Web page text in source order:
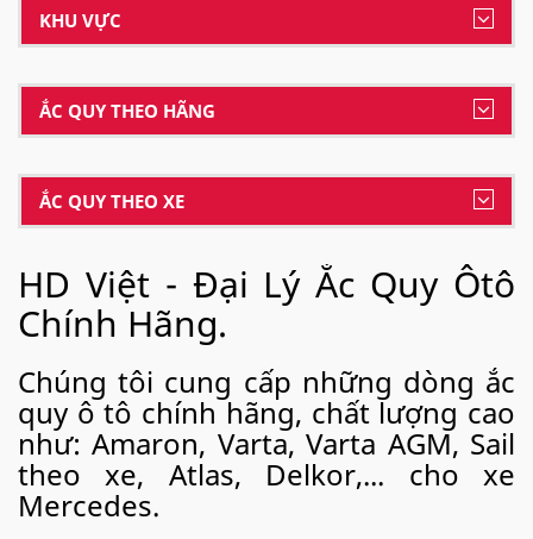
KHU VỰC
ẮC QUY THEO HÃNG
ẮC QUY THEO XE
HD Việt - Đại Lý Ắc Quy Ôtô
Chính Hãng.
Chúng tôi cung cấp những dòng ắc
quy ô tô chính hãng, chất lượng cao
như: Amaron, Varta, Varta AGM, Sail
theo xe, Atlas, Delkor,... cho xe
Mercedes.